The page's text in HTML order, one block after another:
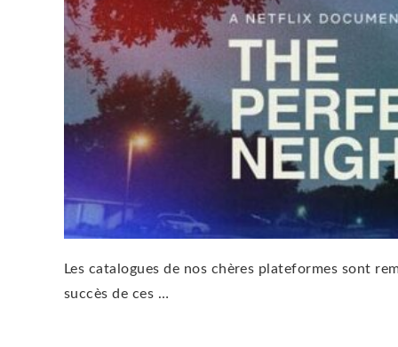
Les catalogues de nos chères plateformes sont
succès de ces …